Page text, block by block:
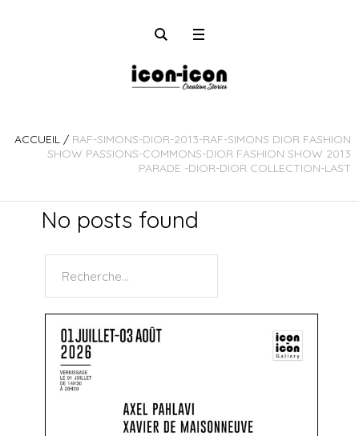
ACCUEIL / RAF-SIMONS-DIOR-2013-RAF-SIMONS DIOR FASHION
SHOW PASSIONS-COMMONS-DIOR FASHION SHOW 2013
PARADE -DIOR-DIOR COLLECTION-LAST
No posts found
Rechercher